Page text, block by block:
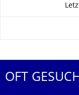
OFT